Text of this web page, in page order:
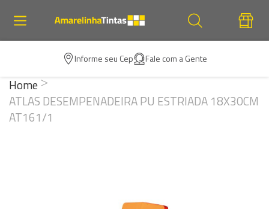
Informe seu Cep Fale com a Gente
Home
ATLAS DESEMPENADEIRA PU ESTRIADA 18X30CM
AT161/1